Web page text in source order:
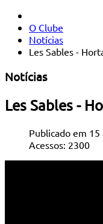
O Clube
Notícias
Les Sables -
Notícias
Les Sables -
Publicado em
Acessos: 2300